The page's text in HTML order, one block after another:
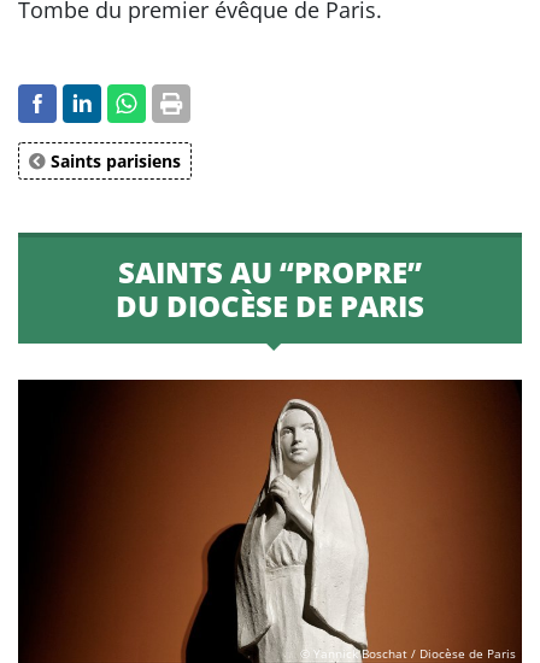
Tombe du premier évêque de Paris.
Saints parisiens
SAINTS AU “PROPRE”
DU DIOCÈSE DE PARIS
© Yannick Boschat / Diocèse de Paris